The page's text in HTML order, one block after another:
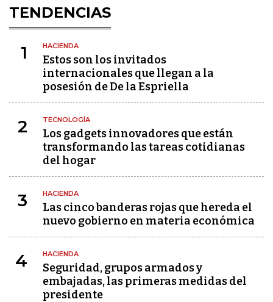
TENDENCIAS
1 HACIENDA
Estos son los invitados
internacionales que llegan a la
posesión de De la Espriella
2 TECNOLOGÍA
Los gadgets innovadores que están
transformando las tareas cotidianas
del hogar
3 HACIENDA
Las cinco banderas rojas que hereda el
nuevo gobierno en materia económica
4 HACIENDA
Seguridad, grupos armados y
embajadas, las primeras medidas del
presidente